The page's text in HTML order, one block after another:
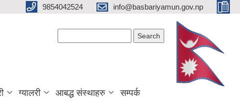
9854042524 info@basbariyamun.gov.np
ग्यालरी आबद्ध संस्थाहरु सम्पर्क